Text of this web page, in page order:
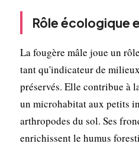
Rôle écologique
La fougère mâle joue un
tant qu'indicateur de
préservés. Elle contribue à
un microhabitat aux petits
arthropodes du sol. Ses
enrichissent le humus